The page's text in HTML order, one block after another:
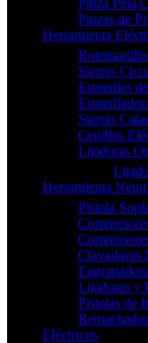
Pinza Pela
Pinzas de
Herramienta
Sierras
Esmeriles
Sierras
Cepillos
Lijadoras
Herramienta
Pistola
Clavadoras
Lijadoras y
Pistolas de
Eléctricos